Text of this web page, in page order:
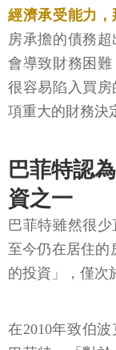
經濟承受能力
房承擔的債務
會導致財務困
很容易陷入買
項重大的財務決
巴菲特認
資之一
巴菲特雖然很
至今仍在居住的
的投資」，僅次
在2010年致伯